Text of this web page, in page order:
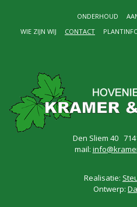
ONDERHOUD
CONTACT
WIE ZIJN WIJ
Den Sliem 40
mail:
Realisatie:
Ontwerp: